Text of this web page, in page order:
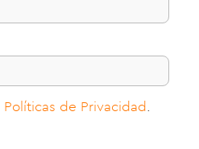
Políticas de Privacidad.